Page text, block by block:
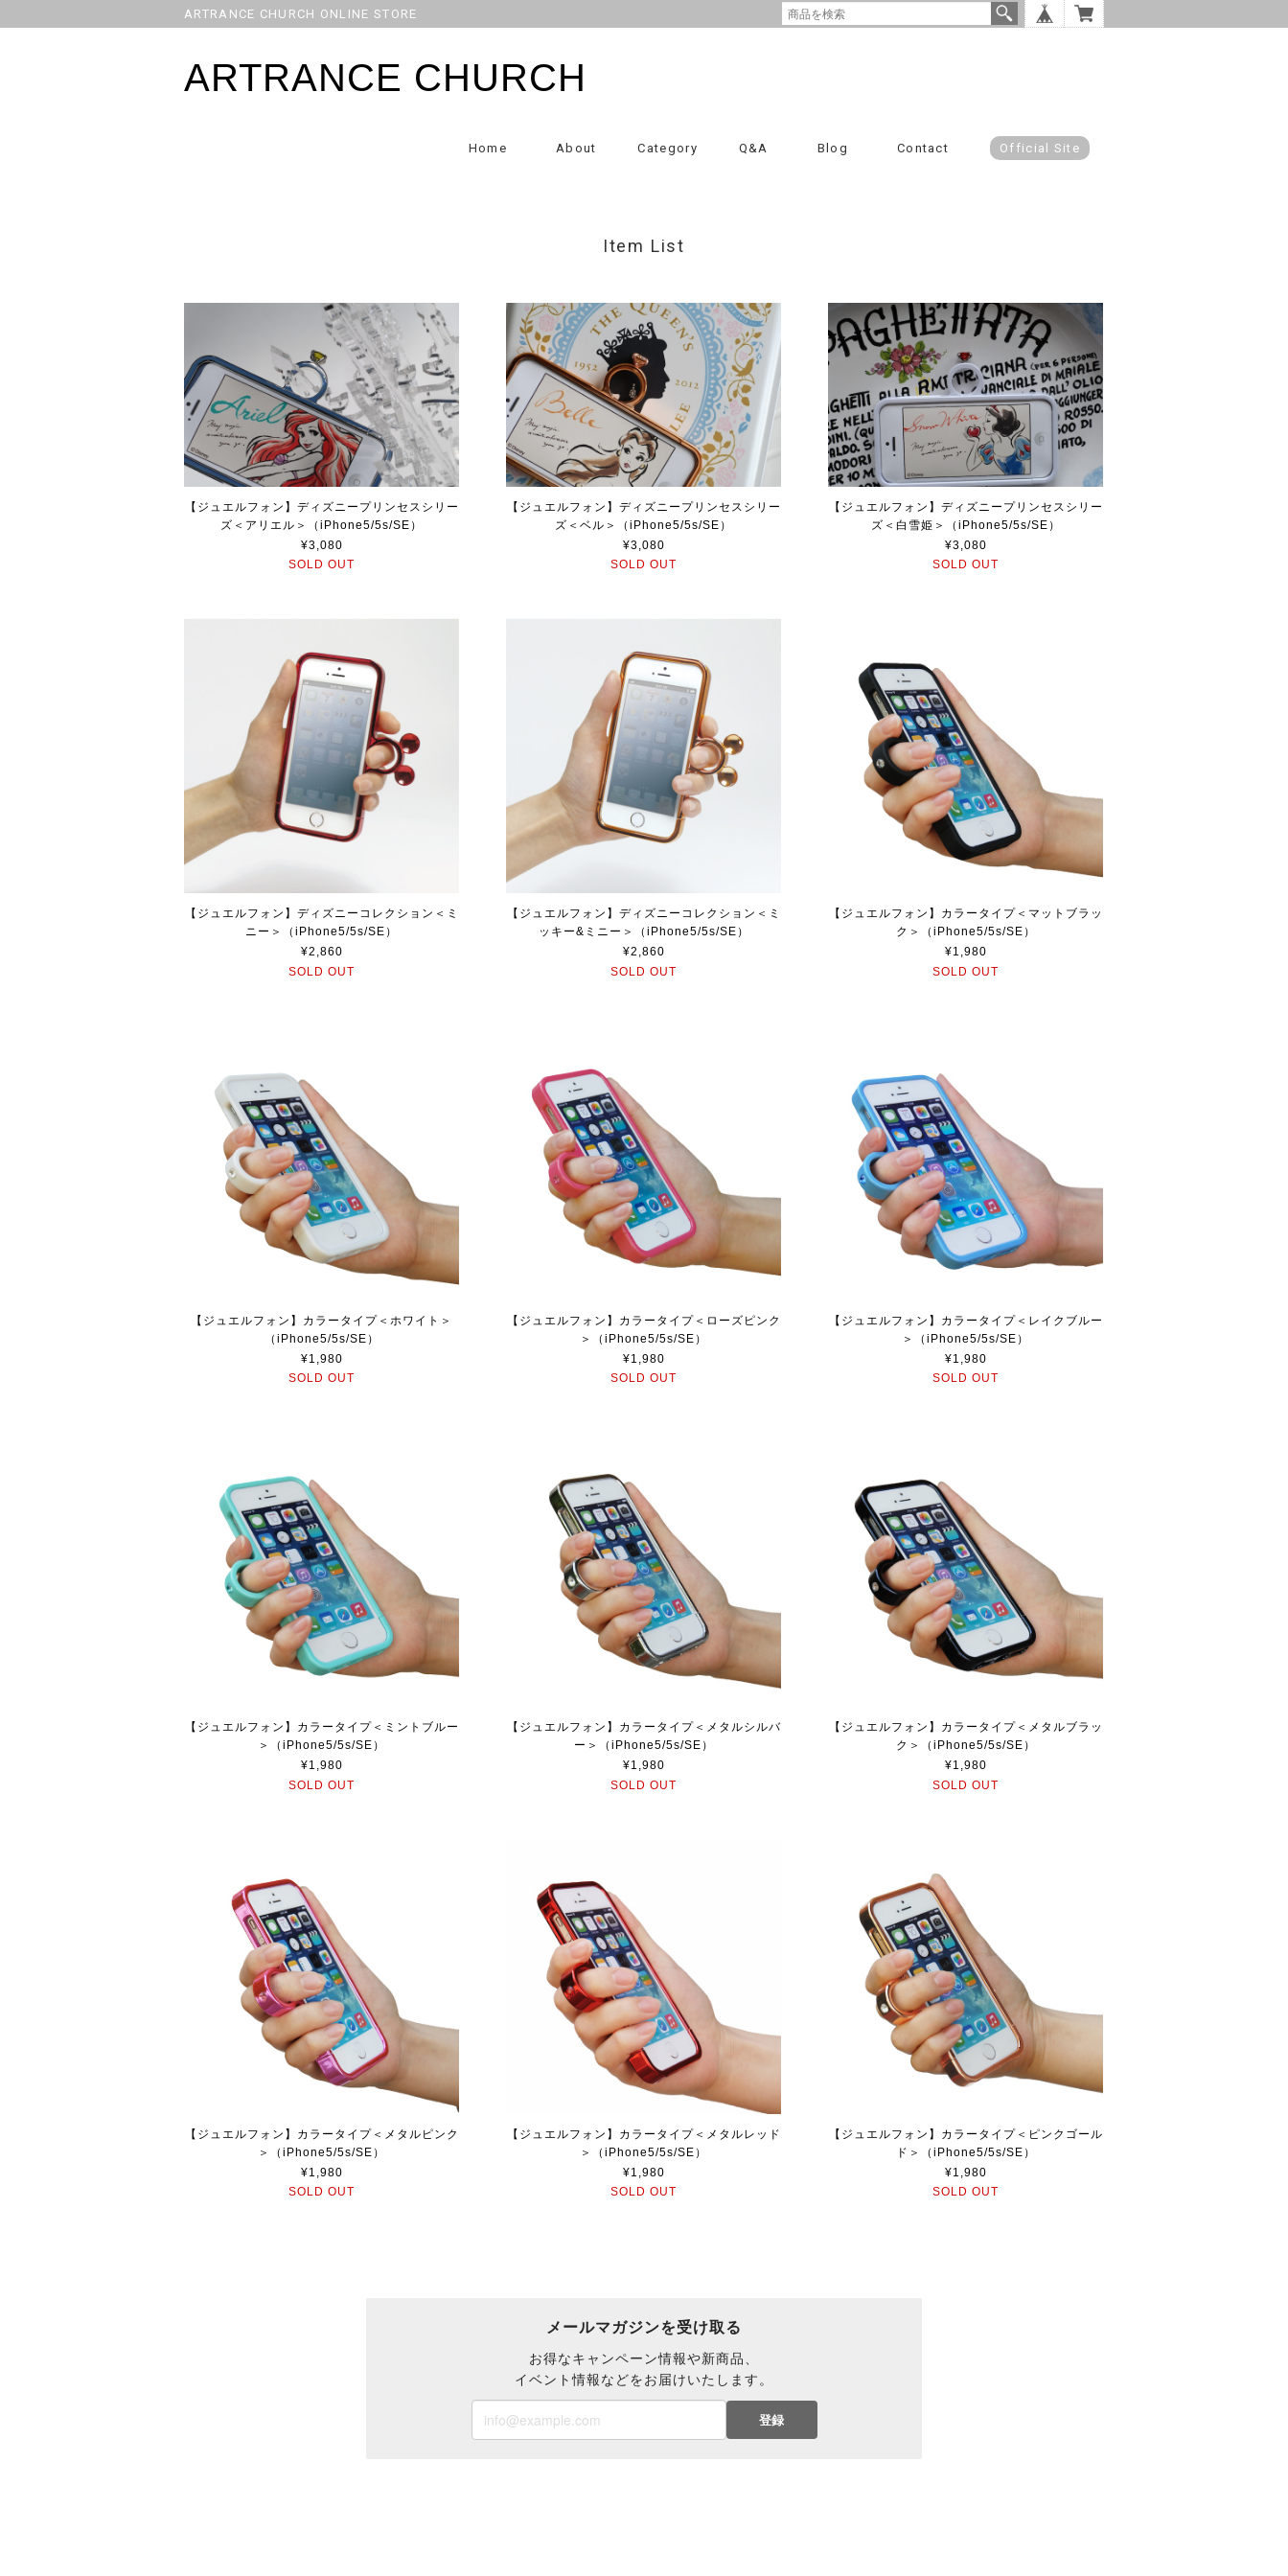
ARTRANCE CHURCH ONLINE STORE
ARTRANCE CHURCH
Home About Category Q&A Blog Contact Official Site
Item List
【ジュエルフォン】ディズニープリンセスシリー
ズ＜アリエル＞（iPhone5/5s/SE）
¥3,080
SOLD OUT
【ジュエルフォン】ディズニープリンセスシリー
ズ＜ベル＞（iPhone5/5s/SE）
¥3,080
SOLD OUT
【ジュエルフォン】ディズニープリンセスシリー
ズ＜白雪姫＞（iPhone5/5s/SE）
¥3,080
SOLD OUT
【ジュエルフォン】ディズニーコレクション＜ミ
ニー＞（iPhone5/5s/SE）
¥2,860
SOLD OUT
【ジュエルフォン】ディズニーコレクション＜ミ
ッキー&ミニー＞（iPhone5/5s/SE）
¥2,860
SOLD OUT
【ジュエルフォン】カラータイプ＜マットブラッ
ク＞（iPhone5/5s/SE）
¥1,980
SOLD OUT
【ジュエルフォン】カラータイプ＜ホワイト＞
（iPhone5/5s/SE）
¥1,980
SOLD OUT
【ジュエルフォン】カラータイプ＜ローズピンク
＞（iPhone5/5s/SE）
¥1,980
SOLD OUT
【ジュエルフォン】カラータイプ＜レイクブルー
＞（iPhone5/5s/SE）
¥1,980
SOLD OUT
【ジュエルフォン】カラータイプ＜ミントブルー
＞（iPhone5/5s/SE）
¥1,980
SOLD OUT
【ジュエルフォン】カラータイプ＜メタルシルバ
ー＞（iPhone5/5s/SE）
¥1,980
SOLD OUT
【ジュエルフォン】カラータイプ＜メタルブラッ
ク＞（iPhone5/5s/SE）
¥1,980
SOLD OUT
【ジュエルフォン】カラータイプ＜メタルピンク
＞（iPhone5/5s/SE）
¥1,980
SOLD OUT
【ジュエルフォン】カラータイプ＜メタルレッド
＞（iPhone5/5s/SE）
¥1,980
SOLD OUT
【ジュエルフォン】カラータイプ＜ピンクゴール
ド＞（iPhone5/5s/SE）
¥1,980
SOLD OUT
メールマガジンを受け取る
お得なキャンペーン情報や新商品、
イベント情報などをお届けいたします。
登録